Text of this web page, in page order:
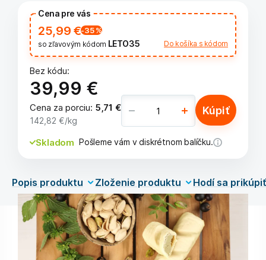
Cena pre vás
25,99 €-35%
so zľavovým kódom LETO35 Do košíka s kódom
Bez kódu:
39,99 €
Cena za porciu: 5,71 €
142,82 €/kg
Kúpiť
Skladom Pošleme vám v diskrétnom balíčku.
Popis produktu Zloženie produktu Hodí sa prikúpiť